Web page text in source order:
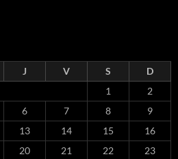
J V S
D
1
2
6 7 8
9
13 14 15
16
20 21 22
23